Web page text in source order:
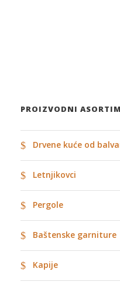
PROIZVODNI
Drvene kuće od
Letnjikovci
Pergole
Baštenske garniture
Kapije